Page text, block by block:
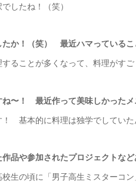
したね！（笑）
たか！（笑） 最近ハマっているこ
ることが多くなって、料理がすご
ね〜！ 最近作って美味しかったメ
基本的に料理は独学でしていた
品や参加されたプロジェクトなど
生の頃に「男子高生ミスターコ